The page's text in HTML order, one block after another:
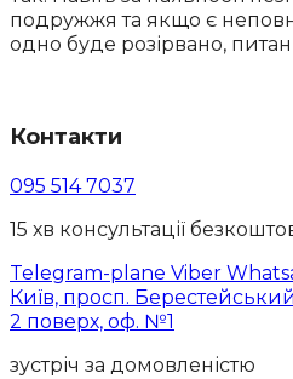
подружжя та якщо є
одно буде розірвано,
Контакти
095 514 7037
15 хв консультації
Telegram-plane Viber
Київ, просп.
2 поверх, оф. №1
зустріч за домовленістю